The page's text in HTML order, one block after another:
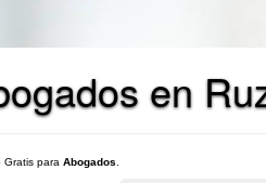
en
Gratis para Abogados